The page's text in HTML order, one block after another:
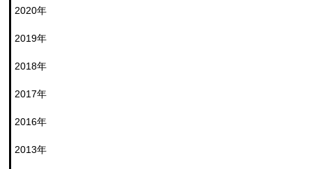
2020年
2019年
2018年
2017年
2016年
2013年